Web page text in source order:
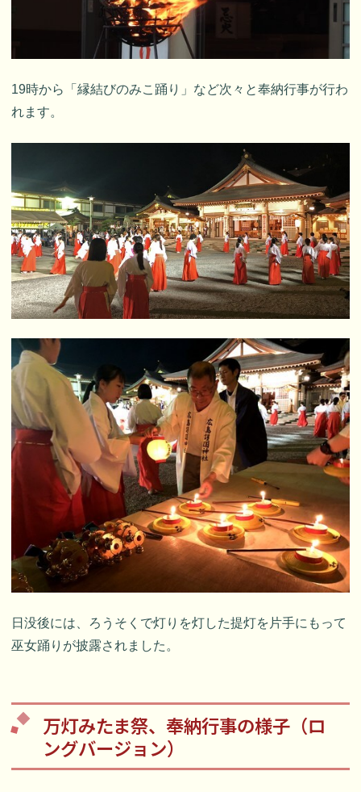
19時から「縁結びのみこ踊り」など次々と奉納行事が行わ
れます。
日没後には、ろうそくで灯りを灯した提灯を片手にもって
巫女踊りが披露されました。
万灯みたま祭、奉納行事の様子（ロ
ングバージョン）